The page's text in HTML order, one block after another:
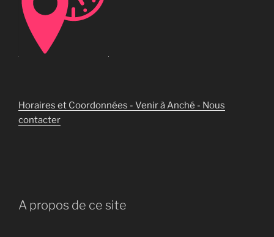
Horaires et Coordonnées - Venir à Anché - Nous
contacter
A propos de ce site